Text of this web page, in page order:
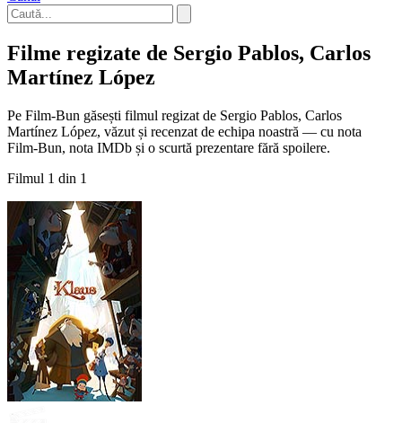
Filme regizate de Sergio Pablos, Carlos
Martínez López
Pe Film-Bun găsești filmul regizat de Sergio Pablos, Carlos
Martínez López, văzut și recenzat de echipa noastră — cu nota
Film-Bun, nota IMDb și o scurtă prezentare fără spoilere.
Filmul 1 din 1